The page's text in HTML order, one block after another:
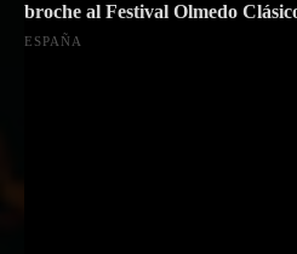
broche al Festival Olmedo
ESPAÑA